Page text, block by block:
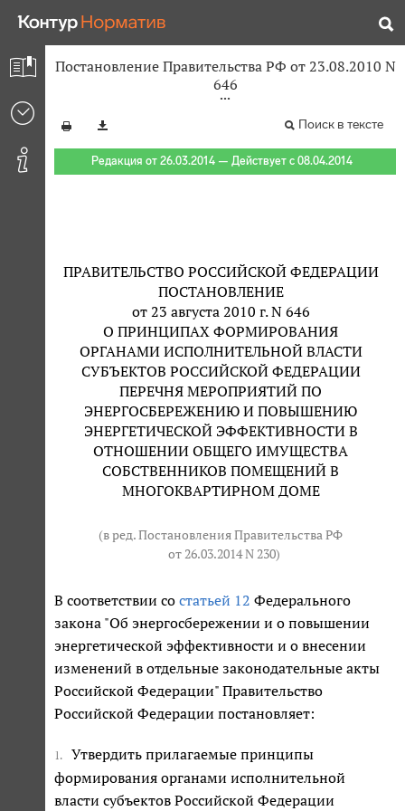
Постановление Правительства РФ от 23.08.2010 N
646
Поиск в тексте
Редакция от 26.03.2014 — Действует с 08.04.2014
ПРАВИТЕЛЬСТВО РОССИЙСКОЙ ФЕДЕРАЦИИ
ПОСТАНОВЛЕНИЕ
от 23 августа 2010 г. N 646
О ПРИНЦИПАХ ФОРМИРОВАНИЯ
ОРГАНАМИ ИСПОЛНИТЕЛЬНОЙ ВЛАСТИ
СУБЪЕКТОВ РОССИЙСКОЙ ФЕДЕРАЦИИ
ПЕРЕЧНЯ МЕРОПРИЯТИЙ ПО
ЭНЕРГОСБЕРЕЖЕНИЮ И ПОВЫШЕНИЮ
ЭНЕРГЕТИЧЕСКОЙ ЭФФЕКТИВНОСТИ В
ОТНОШЕНИИ ОБЩЕГО ИМУЩЕСТВА
СОБСТВЕННИКОВ ПОМЕЩЕНИЙ В
МНОГОКВАРТИРНОМ ДОМЕ
(в ред. Постановления Правительства РФ
от 26.03.2014 N 230)
В соответствии со статьей 12 Федерального
закона "Об энергосбережении и о повышении
энергетической эффективности и о внесении
изменений в отдельные законодательные акты
Российской Федерации" Правительство
Российской Федерации постановляет:
1.
Утвердить прилагаемые принципы
формирования органами исполнительной
власти субъектов Российской Федерации